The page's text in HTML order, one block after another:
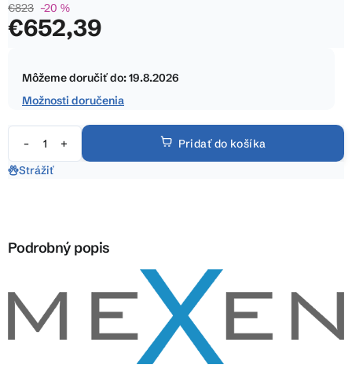
0,0
z
€823 –20 %
€652,39
cena:
Môžeme doručiť do:19.8.2026
Možnosti doručenia
Pridať do košíka
Strážiť
Podrobný popis